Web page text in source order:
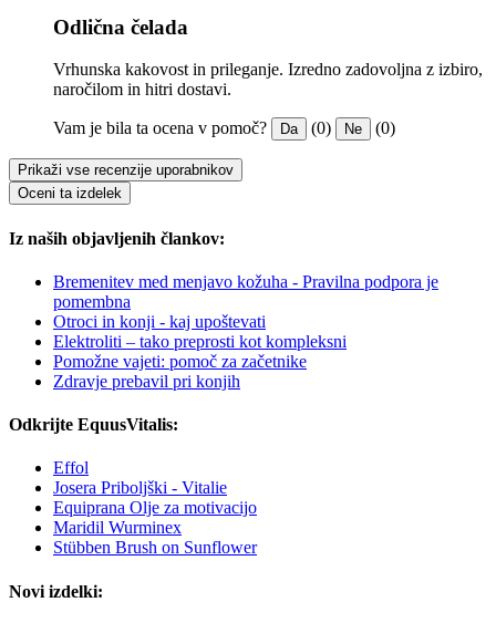
Odlična čelada
Vrhunska kakovost in prileganje. Izredno zadovoljna z izbiro,
naročilom in hitri dostavi.
Vam je bila ta ocena v pomoč? Da (0) Ne (0)
Prikaži vse recenzije uporabnikov
Oceni ta izdelek
Iz naših objavljenih člankov:
Bremenitev med menjavo kožuha - Pravilna podpora je
pomembna
Otroci in konji - kaj upoštevati
Elektroliti – tako preprosti kot kompleksni
Pomožne vajeti: pomoč za začetnike
Zdravje prebavil pri konjih
Odkrijte EquusVitalis:
Effol
Josera Priboljški - Vitalie
Equiprana Olje za motivacijo
Maridil Wurminex
Stübben Brush on Sunflower
Novi izdelki: